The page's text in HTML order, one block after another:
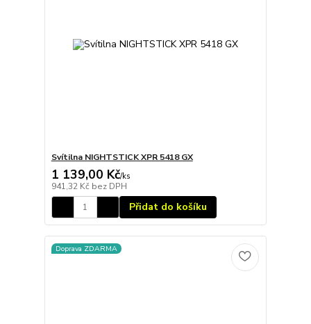
Svítilna NIGHTSTICK XPR 5418 GX
1 139,00 Kč/ks
941,32 Kč bez DPH
Přidat do košíku
Doprava ZDARMA